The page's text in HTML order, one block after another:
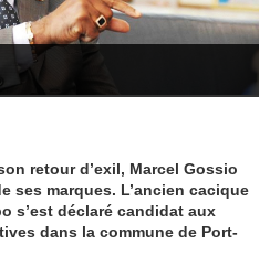
retour d’exil, Marcel Gossio
ses marques. L’ancien cacique
s’est déclaré candidat aux
dans la commune de Port-